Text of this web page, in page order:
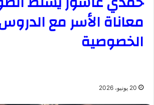
معاناة الأسر مع
الخصوصية
20 يونيو، 2026